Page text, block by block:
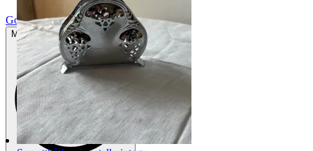
Gott använt skick
Mindre tecken på användning